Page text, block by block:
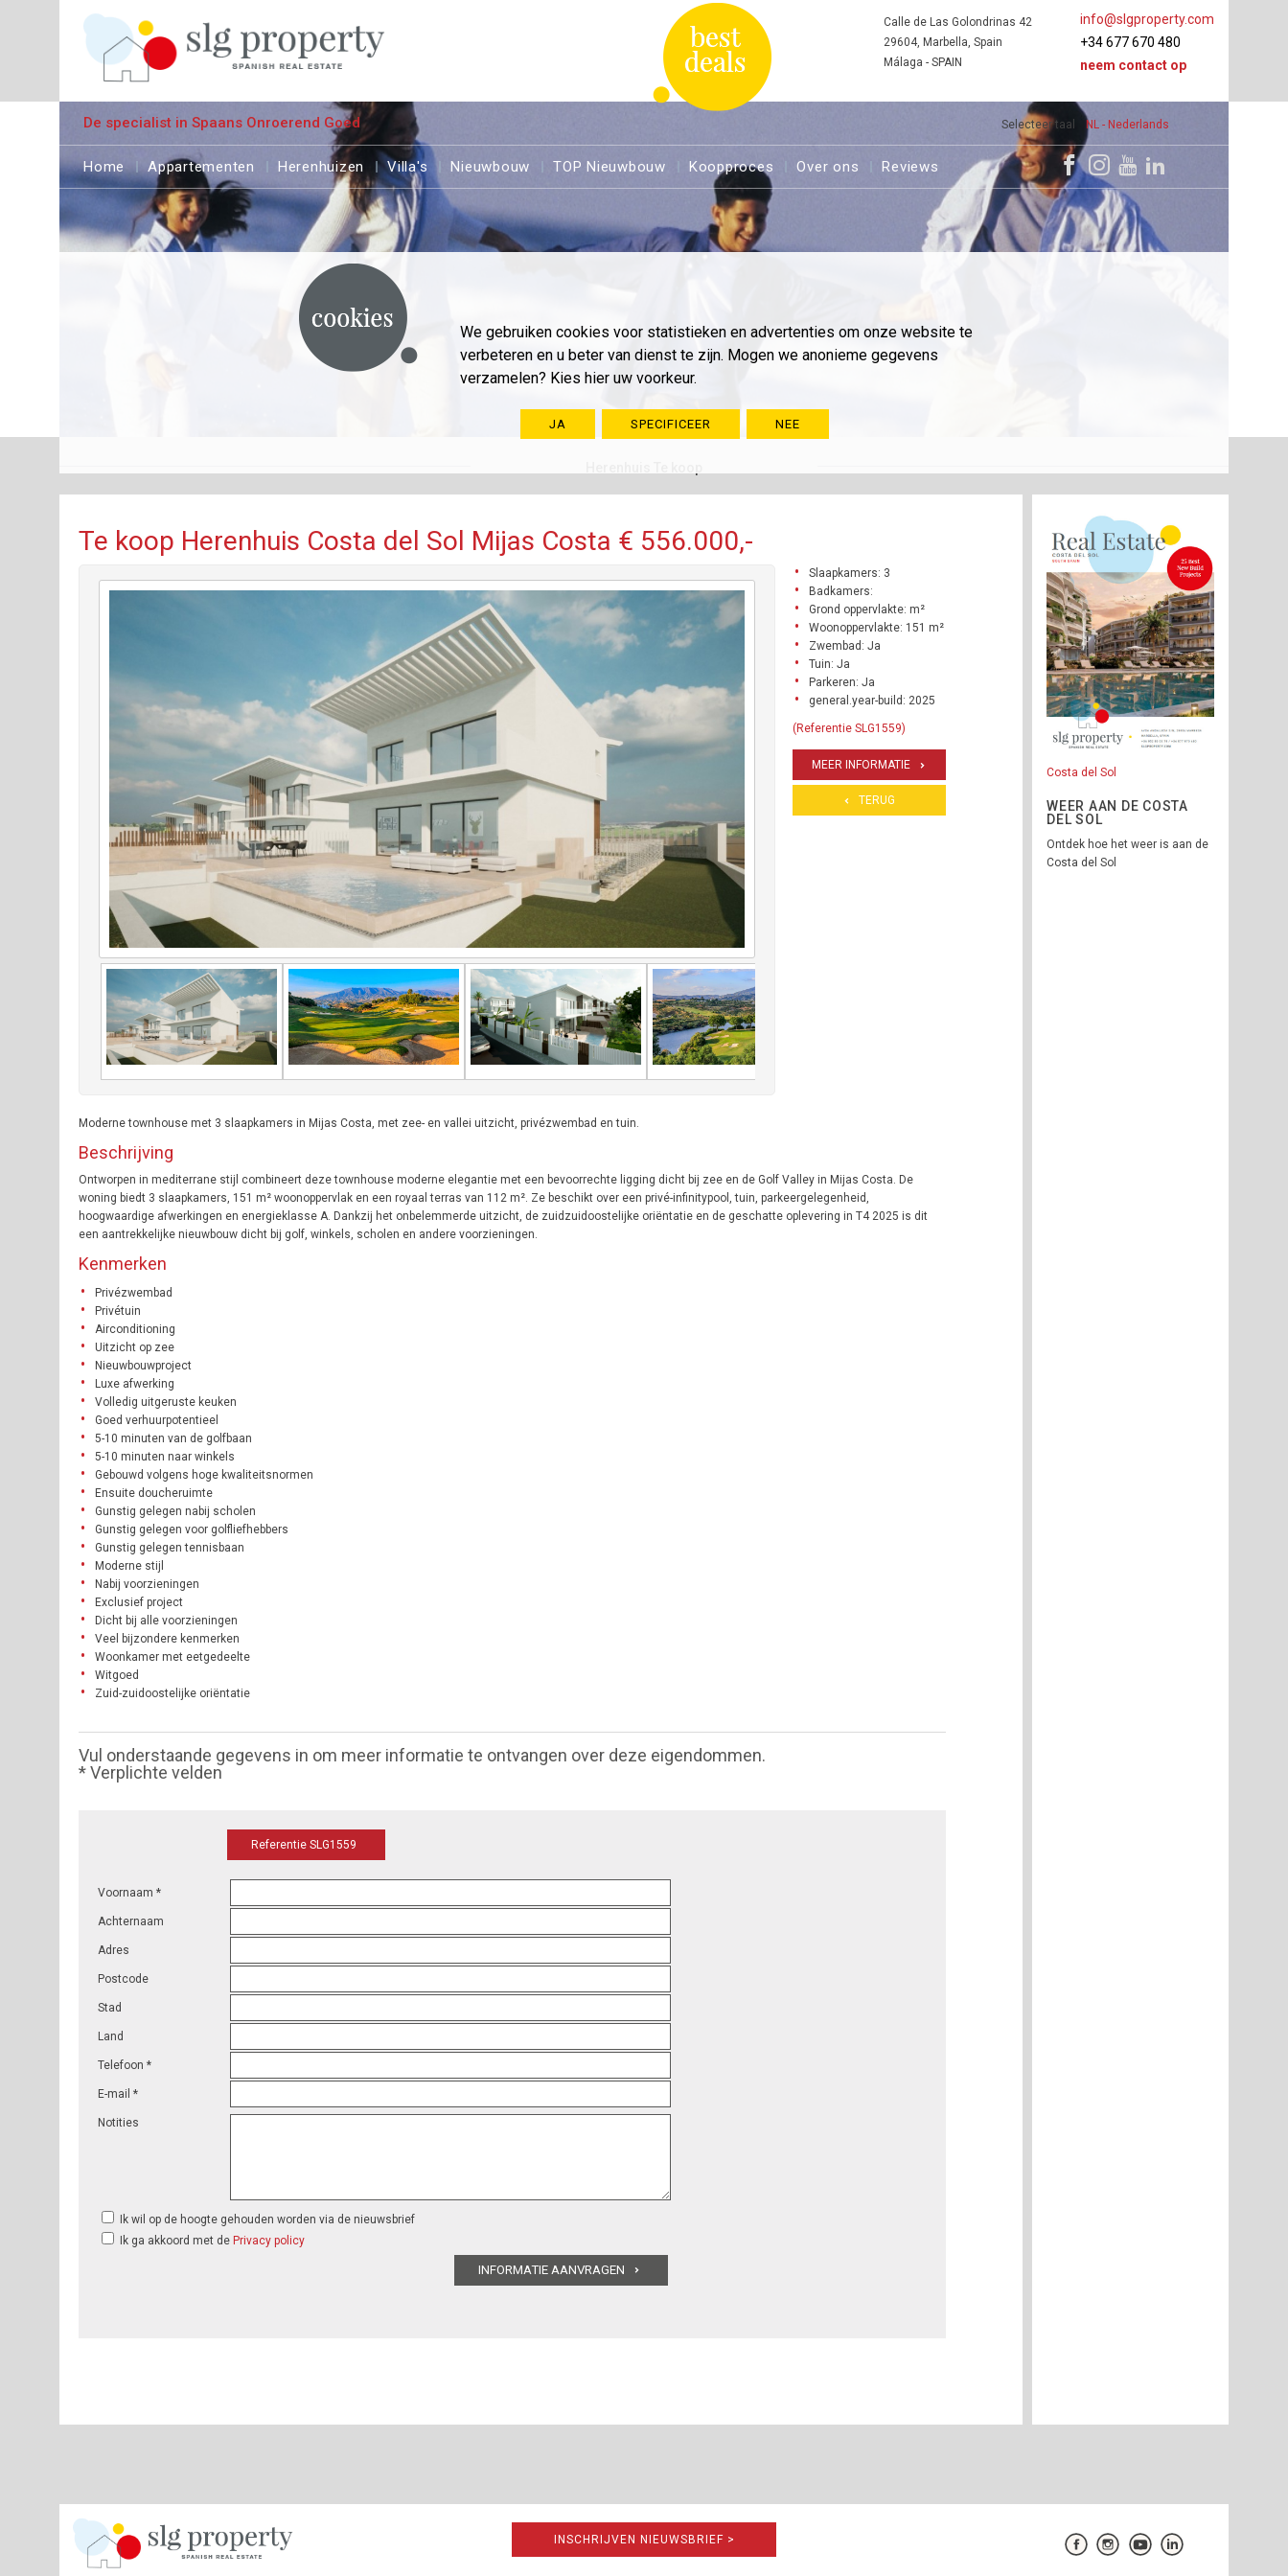
We gebruiken cookies voor statistieken en advertenties om onze website te
verbeteren en u beter van dienst te zijn. Mogen we anonieme gegevens
verzamelen? Kies hier uw voorkeur.
JA SPECIFICEER NEE
Selecteer taal NL - Nederlands
info@slgproperty.com
+34 677 670 480
neem contact op
Calle de Las Golondrinas 42
29604, Marbella, Spain
Málaga - SPAIN
De specialist in Spaans Onroerend Goed
Home Appartementen Herenhuizen Villa's Nieuwbouw TOP Nieuwbouw Koopproces Over ons Reviews
Te koop Herenhuis Costa del Sol Mijas Costa € 556.000,-
Slaapkamers: 3
Badkamers:
Grond oppervlakte: m²
Woonoppervlakte: 151 m²
Zwembad: Ja
Tuin: Ja
Parkeren: Ja
general.year-build: 2025
(Referentie SLG1559)
MEER INFORMATIE
TERUG
Moderne townhouse met 3 slaapkamers in Mijas Costa, met zee- en vallei uitzicht, privézwembad en tuin.
Beschrijving
Ontworpen in mediterrane stijl combineert deze townhouse moderne elegantie met een bevoorrechte ligging dicht bij zee en de Golf Valley in Mijas Costa. De
woning biedt 3 slaapkamers, 151 m² woonoppervlak en een royaal terras van 112 m². Ze beschikt over een privé-infinitypool, tuin, parkeergelegenheid,
hoogwaardige afwerkingen en energieklasse A. Dankzij het onbelemmerde uitzicht, de zuidzuidoostelijke oriëntatie en de geschatte oplevering in T4 2025 is dit
een aantrekkelijke nieuwbouw dicht bij golf, winkels, scholen en andere voorzieningen.
Kenmerken
Privézwembad
Privétuin
Airconditioning
Uitzicht op zee
Nieuwbouwproject
Luxe afwerking
Volledig uitgeruste keuken
Goed verhuurpotentieel
5-10 minuten van de golfbaan
5-10 minuten naar winkels
Gebouwd volgens hoge kwaliteitsnormen
Ensuite doucheruimte
Gunstig gelegen nabij scholen
Gunstig gelegen voor golfliefhebbers
Gunstig gelegen tennisbaan
Moderne stijl
Nabij voorzieningen
Exclusief project
Dicht bij alle voorzieningen
Veel bijzondere kenmerken
Woonkamer met eetgedeelte
Witgoed
Zuid-zuidoostelijke oriëntatie
Vul onderstaande gegevens in om meer informatie te ontvangen over deze eigendommen.
* Verplichte velden
Referentie SLG1559
Voornaam *
Achternaam
Adres
Postcode
Stad
Land
Telefoon *
E-mail *
Notities
Ik wil op de hoogte gehouden worden via de nieuwsbrief
Ik ga akkoord met de Privacy policy
Costa del Sol
WEER AAN DE COSTA
DEL SOL
Ontdek hoe het weer is aan de
Costa del Sol
INSCHRIJVEN NIEUWSBRIEF >